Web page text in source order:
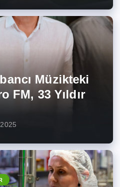
Müzikteki
FM, 33 Yıldır